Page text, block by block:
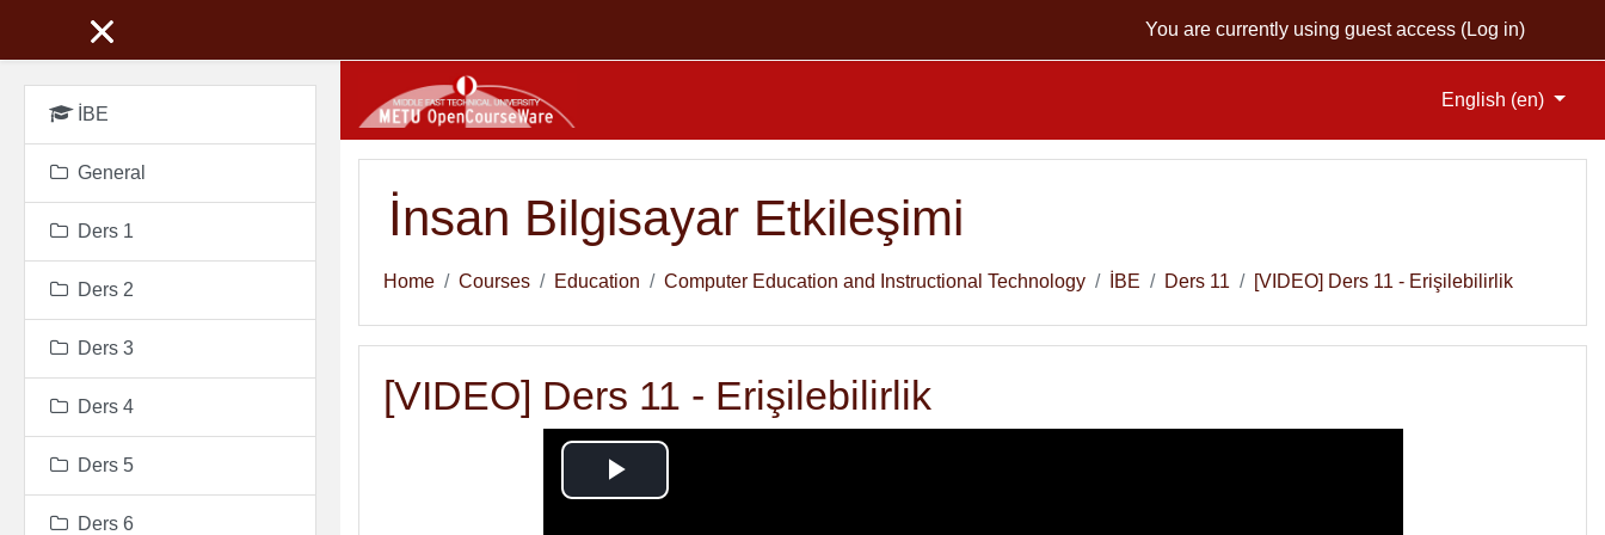
You are currently using guest access (Log in)
English ‎(en)‎
İnsan Bilgisayar Etkileşimi
Home Courses Education Computer Education and Instructional Technology İBE Ders 11 [VIDEO] Ders 11 - Erişilebilirlik
[VIDEO] Ders 11 - Erişilebilirlik
Play
İBE
General
Ders 1
Ders 2
Ders 3
Ders 4
Ders 5
Ders 6